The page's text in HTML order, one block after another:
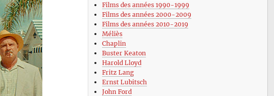
Films des années 1990-1999
Films des années 2000-2009
Films des années 2010-2019
Méliès
Chaplin
Buster Keaton
Harold Lloyd
Fritz Lang
Ernst Lubitsch
John Ford